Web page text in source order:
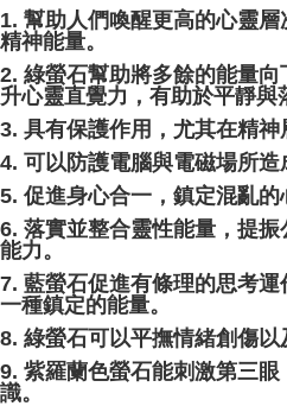
1. 幫助人們喚醒更高的心靈
精神能量。
2. 綠螢石幫助將多餘的能量
升心靈直覺力，有助於平靜與
3. 具有保護作用，尤其在精神
4. 可以防護電腦與電磁場所造
5. 促進身心合一，鎮定混亂的
6. 落實並整合靈性能量，提
能力。
7. 藍螢石促進有條理的思考
一種鎮定的能量。
8. 綠螢石可以平撫情緒創傷以
9. 紫羅蘭色螢石能刺激第三
識。